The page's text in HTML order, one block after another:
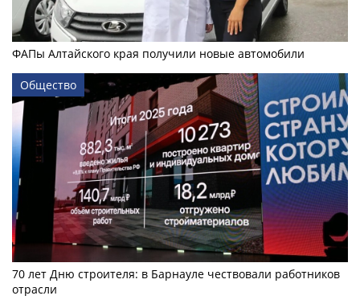
ФАПы Алтайского края получили новые автомобили
Общество
70 лет Дню строителя: в Барнауле чествовали работников
отрасли